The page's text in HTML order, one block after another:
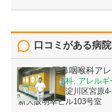
口コミがある病
まさもと耳鼻咽喉科ア
耳鼻いんこう科, アレルギ
大阪府大阪市淀川区宮原
新大阪明幸ビル103号室